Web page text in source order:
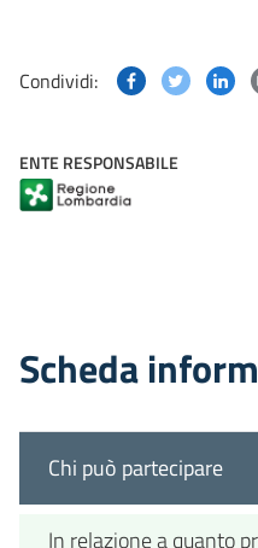
Condividi: Condividi
ENTE RESPONSABILE
Scheda
Chi può partecipare
In relazione a quanto